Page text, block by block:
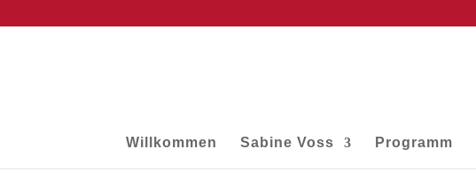
Willkommen Sabine Voss Programm